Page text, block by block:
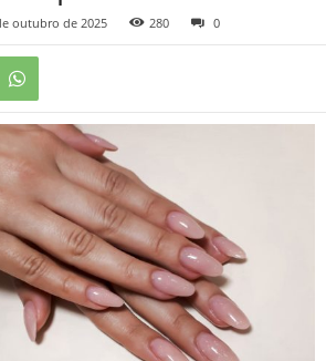
outubro de 2025 280 0